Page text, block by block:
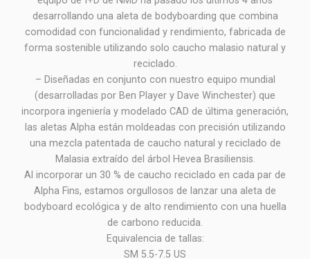
desarrollando una aleta de bodyboarding que combina
comodidad con funcionalidad y rendimiento, fabricada de
forma sostenible utilizando solo caucho malasio natural y
reciclado.
– Diseñadas en conjunto con nuestro equipo mundial
(desarrolladas por Ben Player y Dave Winchester) que
incorpora ingeniería y modelado CAD de última generación,
las aletas Alpha están moldeadas con precisión utilizando
una mezcla patentada de caucho natural y reciclado de
Malasia extraído del árbol Hevea Brasiliensis.
Al incorporar un 30 % de caucho reciclado en cada par de
Alpha Fins, estamos orgullosos de lanzar una aleta de
bodyboard ecológica y de alto rendimiento con una huella
de carbono reducida.
Equivalencia de tallas:
SM 5.5-7.5 US